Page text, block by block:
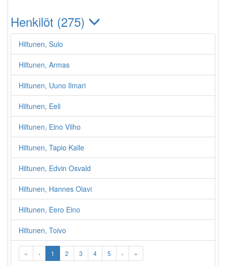
Henkilöt (275)
Hiltunen, Sulo
Hiltunen, Armas
Hiltunen, Uuno Ilmari
Hiltunen, Eeli
Hiltunen, Eino Vilho
Hiltunen, Tapio Kalle
Hiltunen, Edvin Osvald
Hiltunen, Hannes Olavi
Hiltunen, Eero Eino
Hiltunen, Toivo
« ‹ 1 2 3 4 5 › »